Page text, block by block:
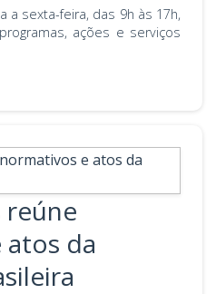
a sexta-feira, das 9h às 17h,
ações e serviços
reúne
da